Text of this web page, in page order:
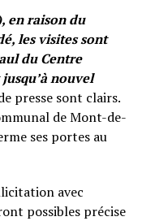
en raison du
les visites sont
du Centre
nouvel
presse sont clairs.
de Mont-de-
ses portes au
avec
possibles précise